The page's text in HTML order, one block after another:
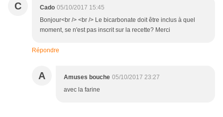
C Cado 05/10/2017 15:45
Bonjour<br /> <br /> Le bicarbonate doit être inclus à quel
moment, se n'est pas inscrit sur la recette? Merci
Répondre
A Amuses bouche 05/10/2017 23:27
avec la farine